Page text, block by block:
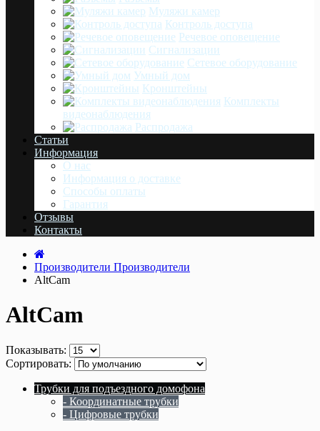
Муляжи камер
Контроль доступа
Речевое оповещение
Сигнализации
Сетевое оборудование
Умный дом
Кронштейны
Комплекты
видеонаблюдения
Распродажа
Статьи
Информация
О нас
Информация о доставке
Cпособы оплаты
Гарантия
Отзывы
Контакты
Производители Производители
AltCam
AltCam
Показывать:
Сортировать:
Трубки для подъездного домофона
- Координатные трубки
- Цифровые трубки